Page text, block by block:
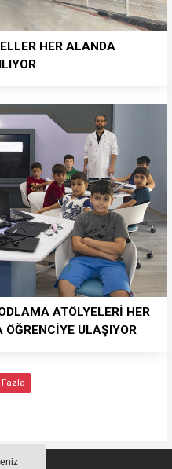
HER ALANDA
ATÖLYELERİ HER
ULAŞIYOR
Fazla